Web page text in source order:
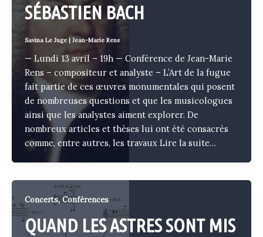
SÉBASTIEN BACH
Savina Le Juge | Jean-Marie Rens
— Lundi 13 avril – 19h — Conférence de Jean-Marie
Rens – compositeur et analyste – L’Art de la fugue
fait partie de ces œuvres monumentales qui posent
de nombreuses questions et que les musicologues
ainsi que les analystes aiment explorer. De
nombreux articles et thèses lui ont été consacrés
comme, entre autres, les travaux Lire la suite…
Concerts,Conférences
QUAND LES ASTRES SONT MIS